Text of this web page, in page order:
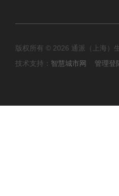
版权所有 © 2026 通派（上海）
技术支持： 智慧城市网 管理登